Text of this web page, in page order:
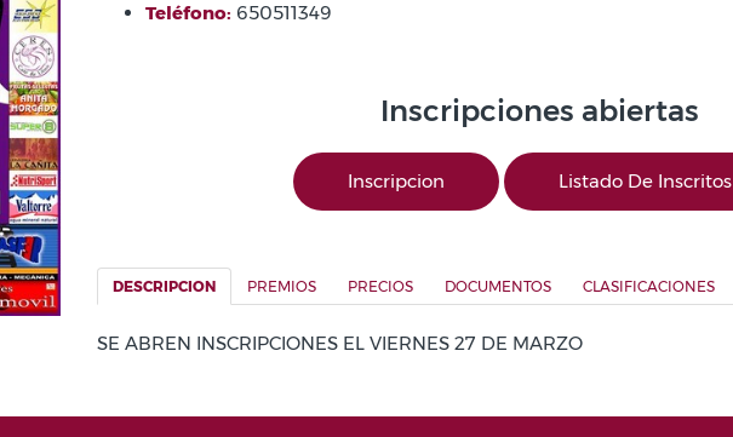
Teléfono: 650511349
Inscripciones abiertas
Inscripcion Listado De Inscritos
DESCRIPCION PREMIOS PRECIOS DOCUMENTOS CLASIFICACIONES
SE ABREN INSCRIPCIONES EL VIERNES 27 DE MARZO